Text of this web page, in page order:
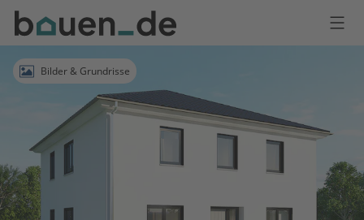
Bauen
Logo
AnmeldenBilder & Grundrisse